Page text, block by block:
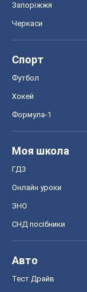
Запоріжжя
Черкаси
Спорт
Футбол
Хокей
Формула-1
Моя школа
ГДЗ
Онлайн уроки
ЗНО
СНД посібники
Авто
Тест Драйв